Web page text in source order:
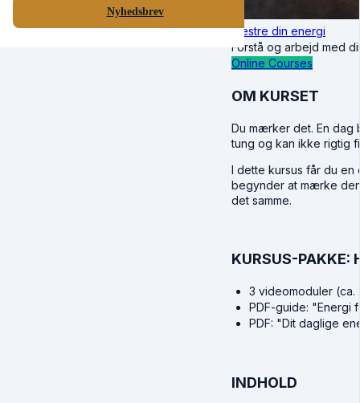
Nyhedsbrev
Mestre din energi
Forstå og arbejd med
Online Courses
OM KURSET
Du mærker det. En dag
tung og kan ikke rigtig
I dette kursus får du
begynder at mærke
det samme.
KURSUS-PAKKE:
3 videomoduler (ca.
PDF-guide: "Energi
PDF: "Dit daglige
INDHOLD